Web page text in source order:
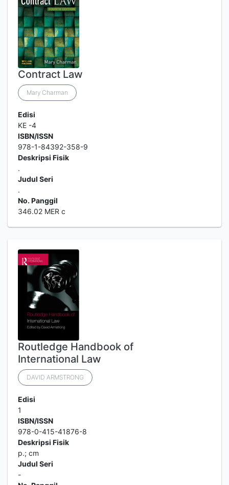
Contract Law
Mary Charman
Edisi
KE -4
ISBN/ISSN
978-1-84392-358-9
Deskripsi Fisik
.
Judul Seri
.
No. Panggil
346.02 MER c
Routledge Handbook of
International Law
DAVID ARMSTRONG
Edisi
1
ISBN/ISSN
978-0-415-41876-8
Deskripsi Fisik
p.; cm
Judul Seri
-